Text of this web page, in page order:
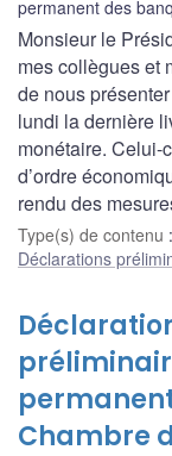
permanent des
Monsieur le
mes collègues et
de nous
lundi la dernière
monétaire. Celui-
d’ordre
rendu des
Type(s) de contenu :
Déclarations
Chambre